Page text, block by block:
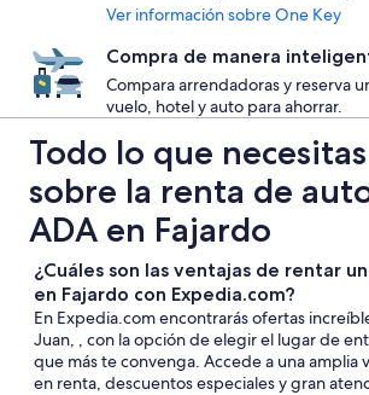
Ver información sobre One Key
Compra de manera
Compara arrendadoras y reserva
vuelo, hotel y auto para ahorrar.
Todo lo que
sobre la renta de
ADA en Fajardo
¿Cuáles son las ventajas de rentar
en Fajardo con Expedia.com?
En Expedia.com encontrarás ofertas
Juan, , con la opción de elegir el lugar de
que más te convenga. Accede a una amplia
en renta, descuentos especiales y gran